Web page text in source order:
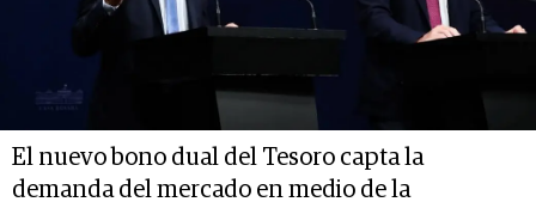
El nuevo bono dual del Tesoro capta la
demanda del mercado en medio de la